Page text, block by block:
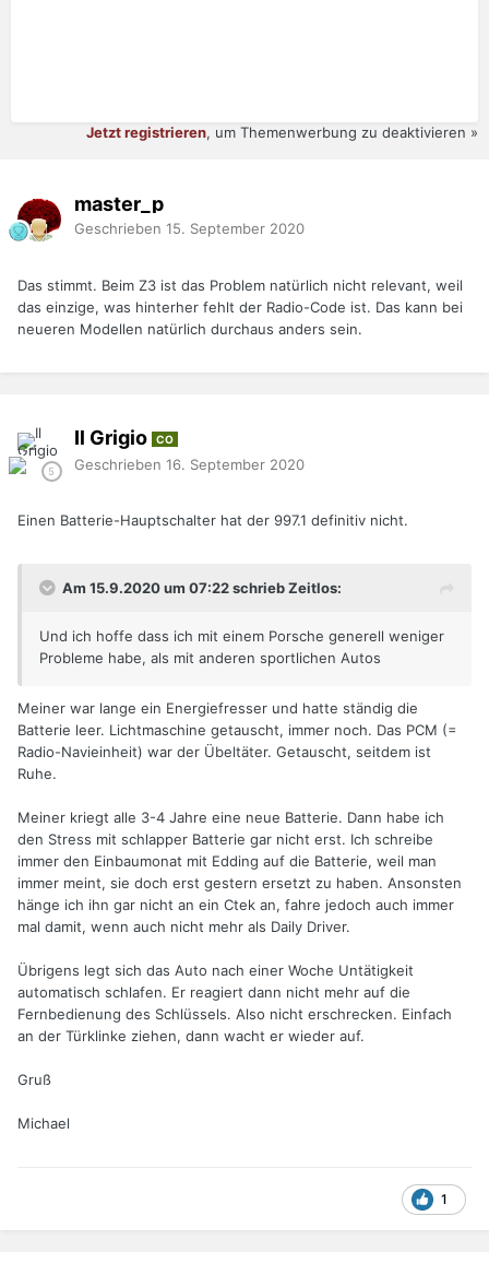
Jetzt registrieren, um Themenwerbung zu deaktivieren »
master_p
Geschrieben 15. September 2020
Das stimmt. Beim Z3 ist das Problem natürlich nicht relevant, weil
das einzige, was hinterher fehlt der Radio-Code ist. Das kann bei
neueren Modellen natürlich durchaus anders sein.
Il Grigio CO
Geschrieben 16. September 2020
Einen Batterie-Hauptschalter hat der 997.1 definitiv nicht.
Am 15.9.2020 um 07:22 schrieb Zeitlos:
Und ich hoffe dass ich mit einem Porsche generell weniger
Probleme habe, als mit anderen sportlichen Autos
Meiner war lange ein Energiefresser und hatte ständig die
Batterie leer. Lichtmaschine getauscht, immer noch. Das PCM (=
Radio-Navieinheit) war der Übeltäter. Getauscht, seitdem ist
Ruhe.
Meiner kriegt alle 3-4 Jahre eine neue Batterie. Dann habe ich
den Stress mit schlapper Batterie gar nicht erst. Ich schreibe
immer den Einbaumonat mit Edding auf die Batterie, weil man
immer meint, sie doch erst gestern ersetzt zu haben. Ansonsten
hänge ich ihn gar nicht an ein Ctek an, fahre jedoch auch immer
mal damit, wenn auch nicht mehr als Daily Driver.
Übrigens legt sich das Auto nach einer Woche Untätigkeit
automatisch schlafen. Er reagiert dann nicht mehr auf die
Fernbedienung des Schlüssels. Also nicht erschrecken. Einfach
an der Türklinke ziehen, dann wacht er wieder auf.
Gruß
Michael
1